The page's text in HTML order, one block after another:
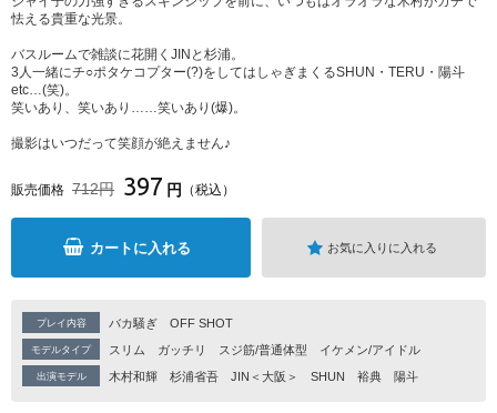
怯える貴重な光景。
バスルームで雑談に花開くJINと杉浦。
3人一緒にチ○ポタケコプター(?)をしてはしゃぎまくるSHUN・TERU・陽斗
etc…(笑)。
笑いあり、笑いあり……笑いあり(爆)。
撮影はいつだって笑顔が絶えません♪
販売価格 712円 397 円 （税込）
カートに入れる お気に入りに入れる
プレイ内容 バカ騒ぎ OFF SHOT
モデルタイプ スリム ガッチリ スジ筋/普通体型 イケメン/アイドル
出演モデル 木村和輝 杉浦省吾 JIN＜大阪＞ SHUN 裕典 陽斗